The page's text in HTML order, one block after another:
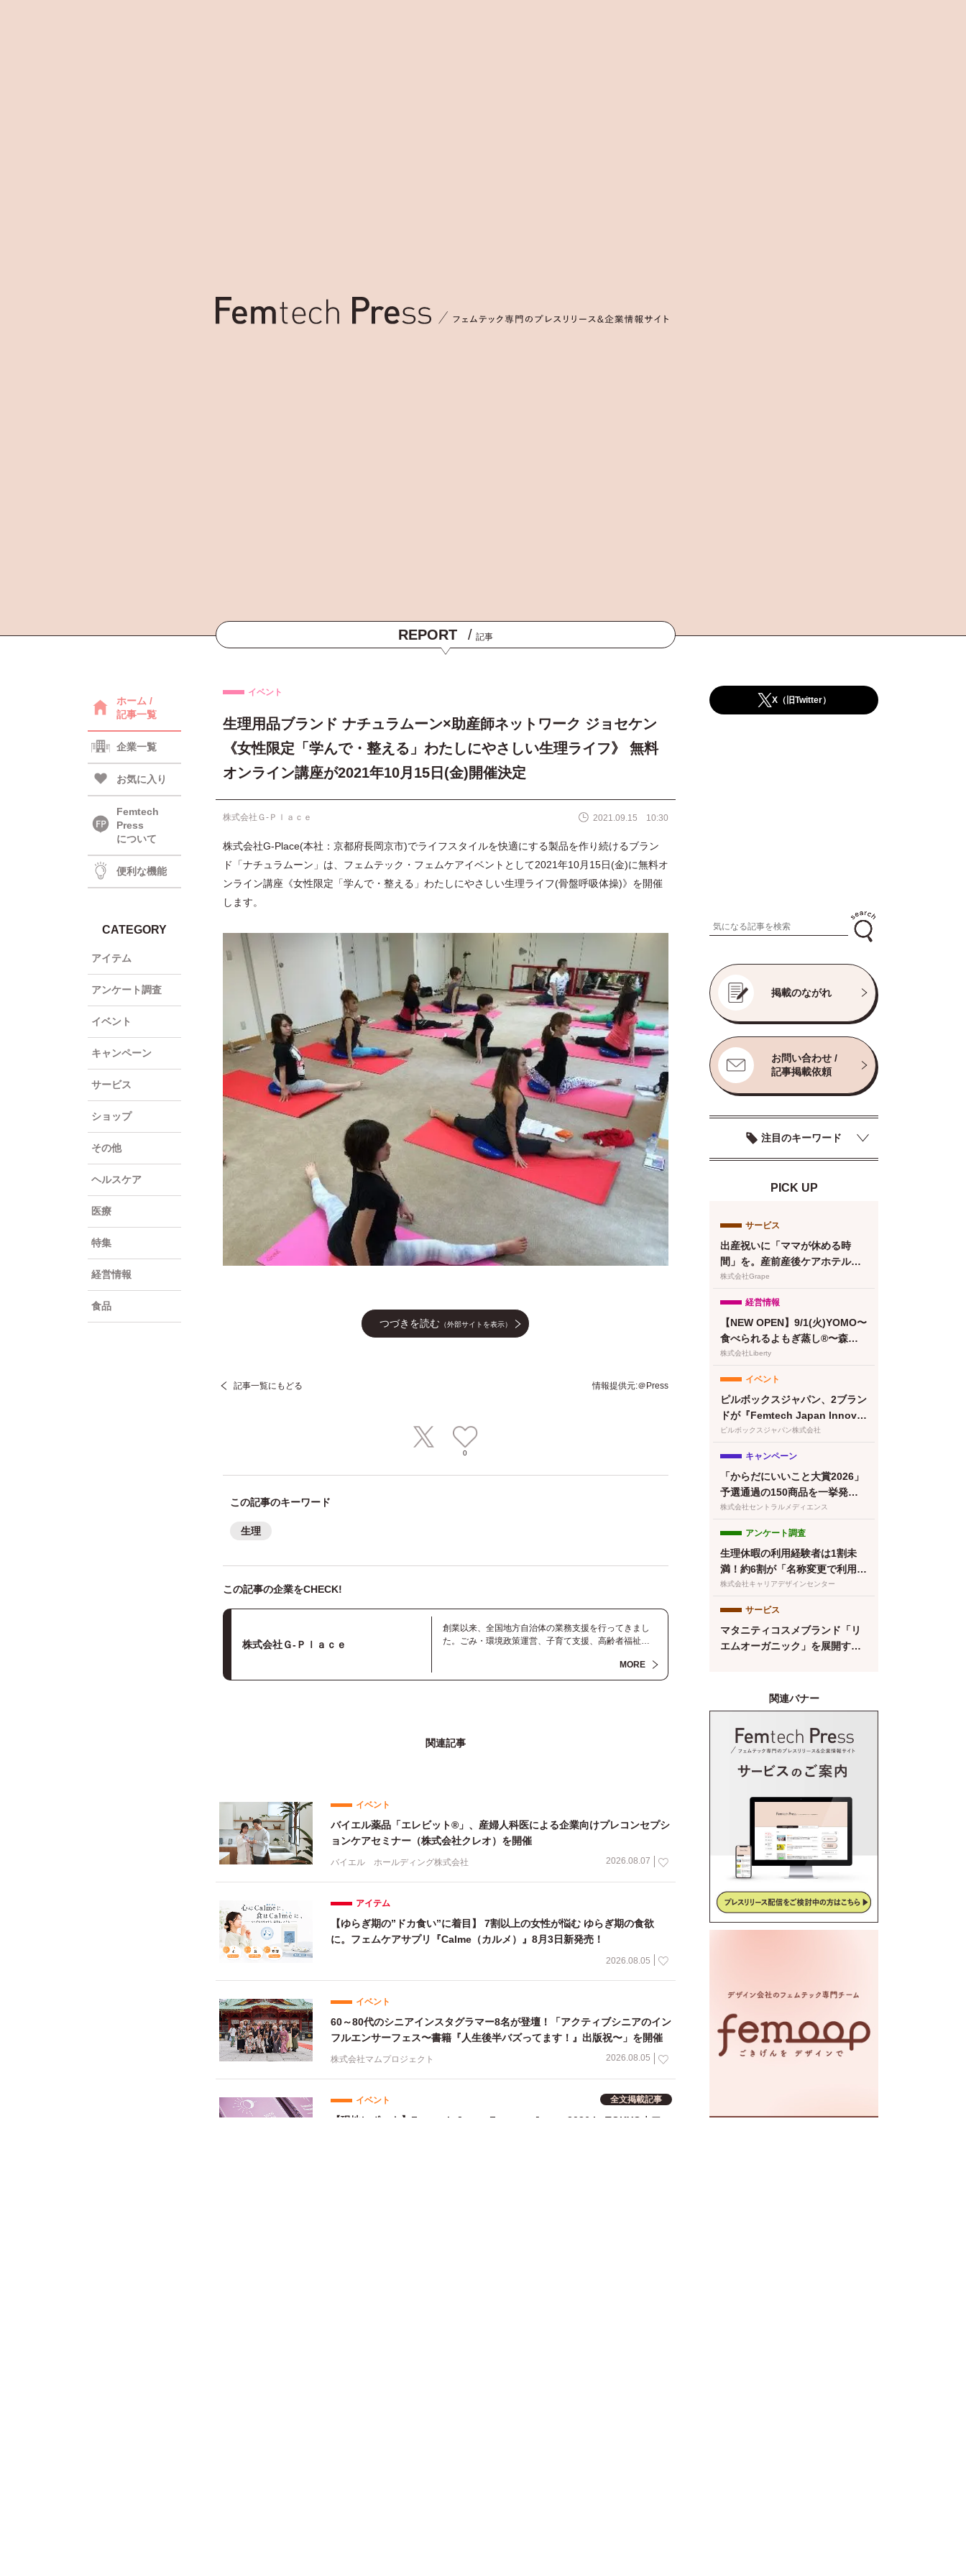
REPORT / 記事
ホーム /
記事一覧
企業一覧
お気に入り
Femtech
Press
について
便利な機能
CATEGORY
アイテム
アンケート調査
イベント
キャンペーン
サービス
ショップ
その他
ヘルスケア
医療
特集
経営情報
食品
イベント
生理用品ブランド ナチュラムーン×助産師ネットワーク ジョセケン
《女性限定「学んで・整える」わたしにやさしい生理ライフ》 無料
オンライン講座が2021年10月15日(金)開催決定
株式会社Ｇ‐Ｐｌａｃｅ 2021.09.15 10:30
株式会社G-Place(本社：京都府長岡京市)でライフスタイルを快適にする製品を作り続けるブラン
ド「ナチュラムーン」は、フェムテック・フェムケアイベントとして2021年10月15日(金)に無料オ
ンライン講座《女性限定「学んで・整える」わたしにやさしい生理ライフ(骨盤呼吸体操)》を開催
します。
つづきを読む（外部サイトを表示）
記事一覧にもどる 情報提供元:＠Press
0
この記事のキーワード
生理
この記事の企業をCHECK!
株式会社Ｇ‐Ｐｌａｃｅ
創業以来、全国地方自治体の業務支援を行ってきまし
た。ごみ・環境政策運営、子育て支援、高齢者福祉な
なものです。その中で、業務負担の削減や、住民との
コミュニケーションの円滑化など、改めていくつもの
MORE
関連記事
イベント
バイエル薬品「エレビット®」、産婦人科医による企業向けプレコンセプシ
ョンケアセミナー（株式会社クレオ）を開催
バイエル ホールディング株式会社 2026.08.07
アイテム
【ゆらぎ期の”ドカ食い”に着目】 7割以上の女性が悩む ゆらぎ期の食欲
に。フェムケアサプリ『Calme（カルメ）』8月3日新発売！
2026.08.05
イベント
60～80代のシニアインスタグラマー8名が登壇！「アクティブシニアのイン
フルエンサーフェス〜書籍『人生後半バズってます！』出版祝〜」を開催
株式会社マムプロジェクト 2026.08.05
イベント 全文掲載記事
【現地レポート】Femtech Japan Femcare Japan 2026 in TOKYO｜フェ
X（旧Twitter）
掲載のながれ
お問い合わせ /
記事掲載依頼
注目のキーワード
PICK UP
サービス
出産祝いに「ママが休める時
間」を。産前産後ケアホテル
「ぶどうの木」、複数人で贈れ
株式会社Grape
経営情報
【NEW OPEN】9/1(火)YOMO〜
食べられるよもぎ蒸し®〜森下
清澄白河店グランドオープン！
株式会社Liberty
イベント
ピルボックスジャパン、2ブラン
ドが『Femtech Japan Innovat
ion Pitch 2026』最終ノミネー
ピルボックスジャパン株式会社
キャンペーン
「からだにいいこと大賞2026」
予選通過の150商品を一挙発
表！本日より特設サイトもオー
株式会社セントラルメディエンス
アンケート調査
生理休暇の利用経験者は1割未
満！約6割が「名称変更で利用し
やすくなる」と回答／『女の転
ト【第134回】
株式会社キャリアデザインセンター
サービス
マタニティコスメブランド「リ
エムオーガニック」を展開する
関連バナー